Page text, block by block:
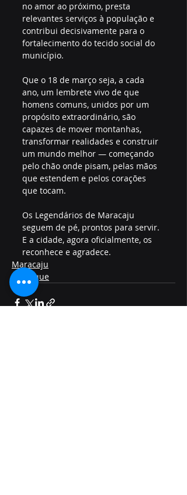
no amor ao próximo, presta
relevantes serviços à população e
contribui decisivamente para o
fortalecimento do tecido social do
município.
Que o 18 de março seja, a cada
ano, um lembrete vivo de que
homens comuns, unidos por um
propósito extraordinário, são
capazes de mover montanhas,
transformar realidades e construir
um mundo melhor — começando
pelo chão onde pisam, pelas mãos
que estendem e pelos corações
que tocam.
Os Legendários de Maracaju
seguem de pé, prontos para servir.
E a cidade, agora oficialmente, os
reconhece e agradece.
Maracaju
Destaque